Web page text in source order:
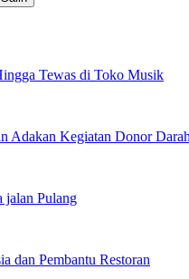
Tewas di Toko Musik
Adakan Kegiatan Donor
jalan Pulang
dan Pembantu Restoran